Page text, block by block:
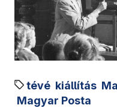
tévé kiállítás
Magyar Posta